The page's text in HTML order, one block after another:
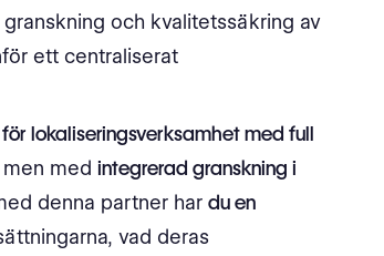
och kvalitetssäkring av
ett centraliserat
lokaliseringsverksamhet med full
men medintegrerad granskning i
denna partner hardu en
vad deras